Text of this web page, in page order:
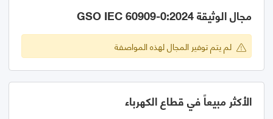
مجال الوثيقة GSO IEC 60909-0:2024
لم يتم توفير المجال لهذه المواصفة
الأكثر مبيعاً في قطاع الكهرباء